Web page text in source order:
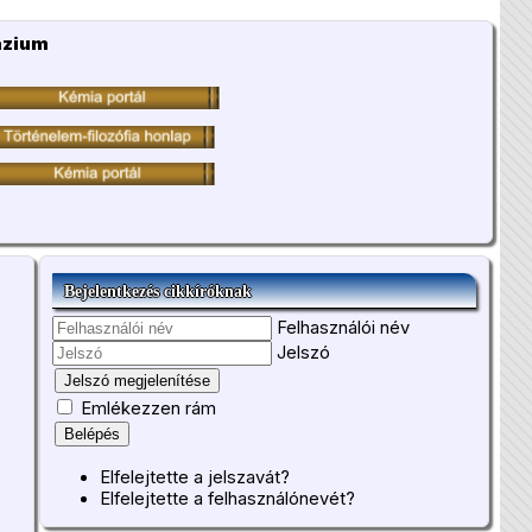
Bejelentkezés cikkíróknak
Felhasználói név
Jelszó
Jelszó megjelenítése
Emlékezzen rám
Belépés
Elfelejtette a jelszavát?
Elfelejtette a felhasználónevét?